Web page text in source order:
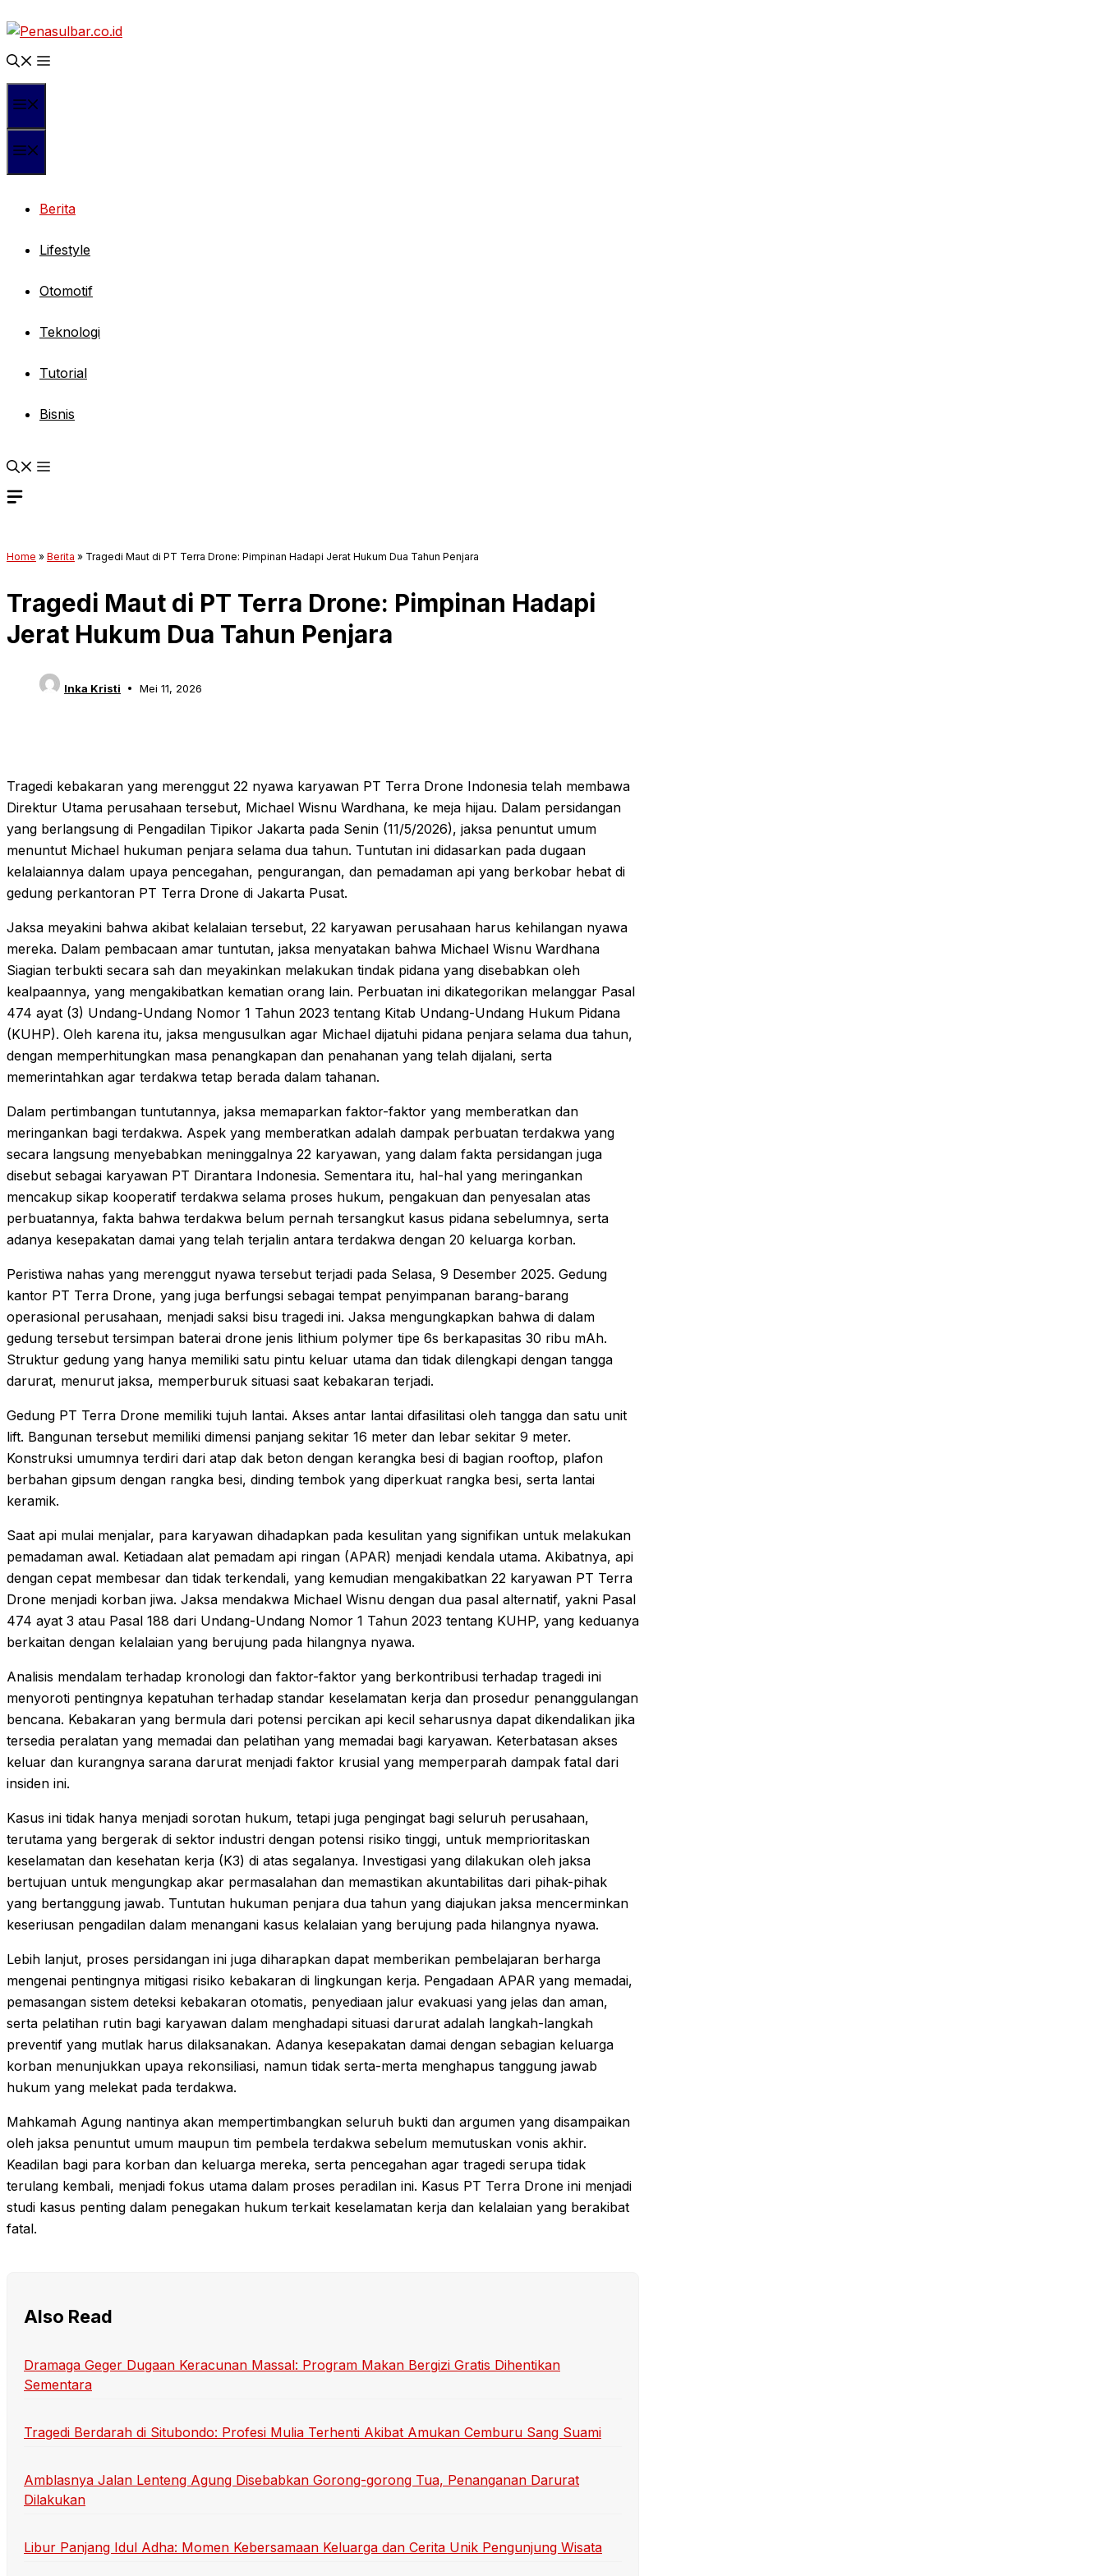
ke
isi
Berita
Lifestyle
Otomotif
Teknologi
Tutorial
Bisnis
Home » Berita » Tragedi Maut di PT Terra Drone: Pimpinan Hadapi Jerat Hukum Dua Tahun Penjara
Tragedi Maut di PT Terra Drone: Pimpinan Hadapi
Jerat Hukum Dua Tahun Penjara
Inka Kristi Mei 11, 2026
Tragedi kebakaran yang merenggut 22 nyawa karyawan PT Terra Drone Indonesia telah membawa
Direktur Utama perusahaan tersebut, Michael Wisnu Wardhana, ke meja hijau. Dalam persidangan
yang berlangsung di Pengadilan Tipikor Jakarta pada Senin (11/5/2026), jaksa penuntut umum
menuntut Michael hukuman penjara selama dua tahun. Tuntutan ini didasarkan pada dugaan
kelalaiannya dalam upaya pencegahan, pengurangan, dan pemadaman api yang berkobar hebat di
gedung perkantoran PT Terra Drone di Jakarta Pusat.
Jaksa meyakini bahwa akibat kelalaian tersebut, 22 karyawan perusahaan harus kehilangan nyawa
mereka. Dalam pembacaan amar tuntutan, jaksa menyatakan bahwa Michael Wisnu Wardhana
Siagian terbukti secara sah dan meyakinkan melakukan tindak pidana yang disebabkan oleh
kealpaannya, yang mengakibatkan kematian orang lain. Perbuatan ini dikategorikan melanggar Pasal
474 ayat (3) Undang-Undang Nomor 1 Tahun 2023 tentang Kitab Undang-Undang Hukum Pidana
(KUHP). Oleh karena itu, jaksa mengusulkan agar Michael dijatuhi pidana penjara selama dua tahun,
dengan memperhitungkan masa penangkapan dan penahanan yang telah dijalani, serta
memerintahkan agar terdakwa tetap berada dalam tahanan.
Dalam pertimbangan tuntutannya, jaksa memaparkan faktor-faktor yang memberatkan dan
meringankan bagi terdakwa. Aspek yang memberatkan adalah dampak perbuatan terdakwa yang
secara langsung menyebabkan meninggalnya 22 karyawan, yang dalam fakta persidangan juga
disebut sebagai karyawan PT Dirantara Indonesia. Sementara itu, hal-hal yang meringankan
mencakup sikap kooperatif terdakwa selama proses hukum, pengakuan dan penyesalan atas
perbuatannya, fakta bahwa terdakwa belum pernah tersangkut kasus pidana sebelumnya, serta
adanya kesepakatan damai yang telah terjalin antara terdakwa dengan 20 keluarga korban.
Peristiwa nahas yang merenggut nyawa tersebut terjadi pada Selasa, 9 Desember 2025. Gedung
kantor PT Terra Drone, yang juga berfungsi sebagai tempat penyimpanan barang-barang
operasional perusahaan, menjadi saksi bisu tragedi ini. Jaksa mengungkapkan bahwa di dalam
gedung tersebut tersimpan baterai drone jenis lithium polymer tipe 6s berkapasitas 30 ribu mAh.
Struktur gedung yang hanya memiliki satu pintu keluar utama dan tidak dilengkapi dengan tangga
darurat, menurut jaksa, memperburuk situasi saat kebakaran terjadi.
Gedung PT Terra Drone memiliki tujuh lantai. Akses antar lantai difasilitasi oleh tangga dan satu unit
lift. Bangunan tersebut memiliki dimensi panjang sekitar 16 meter dan lebar sekitar 9 meter.
Konstruksi umumnya terdiri dari atap dak beton dengan kerangka besi di bagian rooftop, plafon
berbahan gipsum dengan rangka besi, dinding tembok yang diperkuat rangka besi, serta lantai
keramik.
Saat api mulai menjalar, para karyawan dihadapkan pada kesulitan yang signifikan untuk melakukan
pemadaman awal. Ketiadaan alat pemadam api ringan (APAR) menjadi kendala utama. Akibatnya, api
dengan cepat membesar dan tidak terkendali, yang kemudian mengakibatkan 22 karyawan PT Terra
Drone menjadi korban jiwa. Jaksa mendakwa Michael Wisnu dengan dua pasal alternatif, yakni Pasal
474 ayat 3 atau Pasal 188 dari Undang-Undang Nomor 1 Tahun 2023 tentang KUHP, yang keduanya
berkaitan dengan kelalaian yang berujung pada hilangnya nyawa.
Analisis mendalam terhadap kronologi dan faktor-faktor yang berkontribusi terhadap tragedi ini
menyoroti pentingnya kepatuhan terhadap standar keselamatan kerja dan prosedur penanggulangan
bencana. Kebakaran yang bermula dari potensi percikan api kecil seharusnya dapat dikendalikan jika
tersedia peralatan yang memadai dan pelatihan yang memadai bagi karyawan. Keterbatasan akses
keluar dan kurangnya sarana darurat menjadi faktor krusial yang memperparah dampak fatal dari
insiden ini.
Kasus ini tidak hanya menjadi sorotan hukum, tetapi juga pengingat bagi seluruh perusahaan,
terutama yang bergerak di sektor industri dengan potensi risiko tinggi, untuk memprioritaskan
keselamatan dan kesehatan kerja (K3) di atas segalanya. Investigasi yang dilakukan oleh jaksa
bertujuan untuk mengungkap akar permasalahan dan memastikan akuntabilitas dari pihak-pihak
yang bertanggung jawab. Tuntutan hukuman penjara dua tahun yang diajukan jaksa mencerminkan
keseriusan pengadilan dalam menangani kasus kelalaian yang berujung pada hilangnya nyawa.
Lebih lanjut, proses persidangan ini juga diharapkan dapat memberikan pembelajaran berharga
mengenai pentingnya mitigasi risiko kebakaran di lingkungan kerja. Pengadaan APAR yang memadai,
pemasangan sistem deteksi kebakaran otomatis, penyediaan jalur evakuasi yang jelas dan aman,
serta pelatihan rutin bagi karyawan dalam menghadapi situasi darurat adalah langkah-langkah
preventif yang mutlak harus dilaksanakan. Adanya kesepakatan damai dengan sebagian keluarga
korban menunjukkan upaya rekonsiliasi, namun tidak serta-merta menghapus tanggung jawab
hukum yang melekat pada terdakwa.
Mahkamah Agung nantinya akan mempertimbangkan seluruh bukti dan argumen yang disampaikan
oleh jaksa penuntut umum maupun tim pembela terdakwa sebelum memutuskan vonis akhir.
Keadilan bagi para korban dan keluarga mereka, serta pencegahan agar tragedi serupa tidak
terulang kembali, menjadi fokus utama dalam proses peradilan ini. Kasus PT Terra Drone ini menjadi
studi kasus penting dalam penegakan hukum terkait keselamatan kerja dan kelalaian yang berakibat
fatal.
Also Read
Dramaga Geger Dugaan Keracunan Massal: Program Makan Bergizi Gratis Dihentikan
Sementara
Tragedi Berdarah di Situbondo: Profesi Mulia Terhenti Akibat Amukan Cemburu Sang Suami
Amblasnya Jalan Lenteng Agung Disebabkan Gorong-gorong Tua, Penanganan Darurat
Dilakukan
Libur Panjang Idul Adha: Momen Kebersamaan Keluarga dan Cerita Unik Pengunjung Wisata